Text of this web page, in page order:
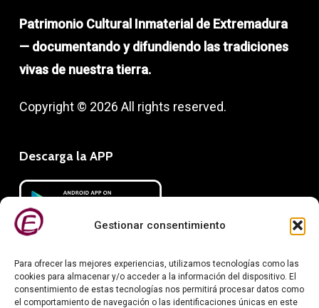
Gestionar consentimiento
Para ofrecer las mejores experiencias, utilizamos tecnologías como las
cookies para almacenar y/o acceder a la información del dispositivo. El
consentimiento de estas tecnologías nos permitirá procesar datos como
el comportamiento de navegación o las identificaciones únicas en este
Patrimonio Cultural Inmaterial de Extremadura
— documentando y difundiendo las tradiciones
vivas de nuestra tierra.
Copyright © 2026 All rights reserved.
Descarga la APP